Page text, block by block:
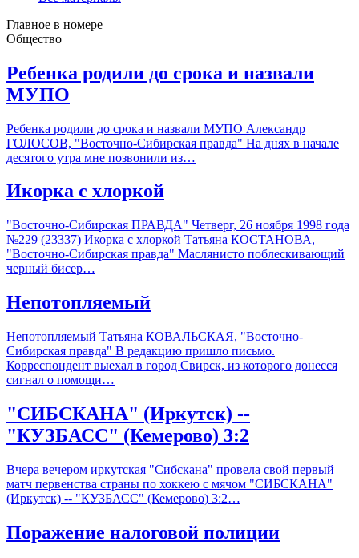
Главное в номере
Общество
Ребенка родили до срока и назвали
МУПО
Ребенка родили до срока и назвали МУПО Александр
ГОЛОСОВ, "Восточно-Сибирская правда" На днях в начале
десятого утра мне позвонили из…
Икорка с хлоркой
"Восточно-Сибирская ПРАВДА" Четверг, 26 ноября 1998 года
№229 (23337) Икорка с хлоркой Татьяна КОСТАНОВА,
"Восточно-Сибирская правда" Маслянисто поблескивающий
черный бисер…
Непотопляемый
Непотопляемый Татьяна КОВАЛЬСКАЯ, "Восточно-
Сибирская правда" В редакцию пришло письмо.
Корреспондент выехал в город Свирск, из которого донесся
сигнал о помощи…
"СИБСКАНА" (Иркутск) --
"КУЗБАСС" (Кемерово) 3:2
Вчера вечером иркутская "Сибскана" провела свой первый
матч первенства страны по хоккею с мячом "СИБСКАНА"
(Иркутск) -- "КУЗБАСС" (Кемерово) 3:2…
Поражение налоговой полиции